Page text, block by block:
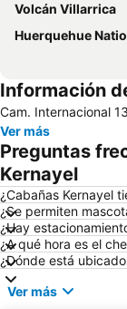
Volcán Villarrica
Huerquehue
Información
Cam. Internacional
Ver más
Preguntas
Kernayel
¿Cabañas Kernayel
¿Se permiten
¿Hay
¿A qué hora es el
¿Dónde está
Ver más